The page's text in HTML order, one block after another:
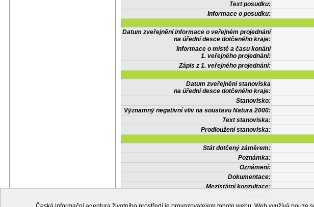
Text posudku:
Informace o posudku:
Datum zveřejnění informace o veřejném projednání
na úřední desce dotčeného kraje:
Informace o místě a času konání
1. veřejného projednání:
Zápis z 1. veřejného projednání:
Datum zveřejnění stanoviska
na úřední desce dotčeného kraje:
Stanovisko:
Významný negativní vliv na soustavu Natura 2000:
Text stanoviska:
Prodloužení stanoviska:
Stát dotčený záměrem:
Poznámka:
Oznámení:
Dokumentace:
Mezistátní konzultace: